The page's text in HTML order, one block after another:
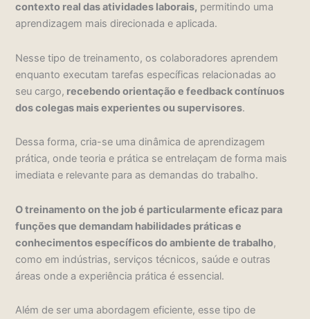
contexto real das atividades laborais, permitindo uma
aprendizagem mais direcionada e aplicada.
Nesse tipo de treinamento, os colaboradores aprendem
enquanto executam tarefas específicas relacionadas ao
seu cargo, recebendo orientação e feedback contínuos
dos colegas mais experientes ou supervisores.
Dessa forma, cria-se uma dinâmica de aprendizagem
prática, onde teoria e prática se entrelaçam de forma mais
imediata e relevante para as demandas do trabalho.
O treinamento on the job é particularmente eficaz para
funções que demandam habilidades práticas e
conhecimentos específicos do ambiente de trabalho,
como em indústrias, serviços técnicos, saúde e outras
áreas onde a experiência prática é essencial.
Além de ser uma abordagem eficiente, esse tipo de